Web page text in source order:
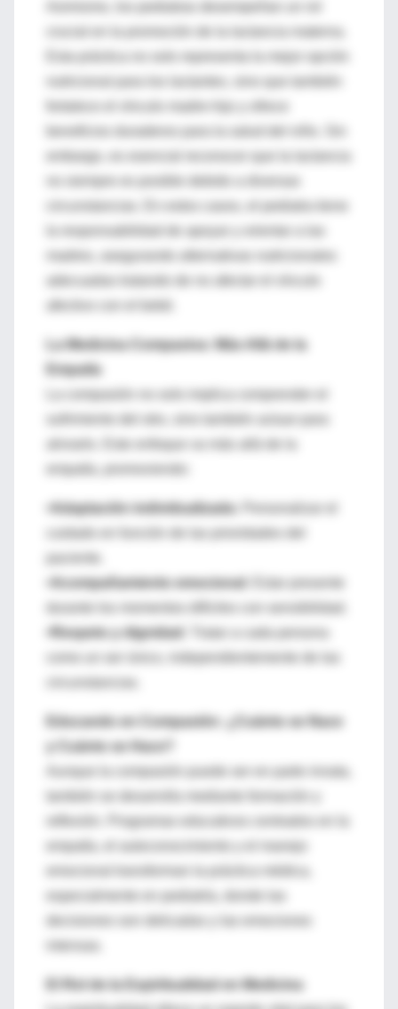
embargo, es esencial reconocer que la lactancia
la responsabilidad de apoyar y orientar a las
madres, asegurando alternativas nutricionales
La Medicina Compasiva: Más Allá de la
Empatía
aliviarlo. Este enfoque va más allá de la
•Adaptación individualizada:
•Acompañamiento emocional:
•Respeto y dignidad:
como un ser único, independientemente de las
Educando en Compasión: ¿Cuánto se Nace
y Cuánto se Hace?
Aunque la compasión puede ser en parte innata,
reflexión. Programas educativos centrados en la
El Rol de la Espiritualidad en Medicina